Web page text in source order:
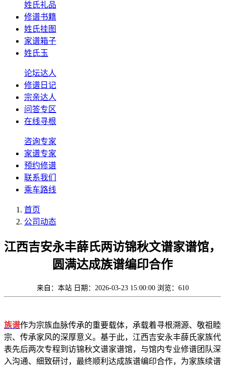
姓氏礼品
修谱书籍
姓氏挂图
家谱箱子
姓氏玉
论坛达人
修谱日记
宗亲达人
问答专区
在线寻根
咨询专家
家谱专家
预约修谱
联系我们
乘车路线
首页
公司动态
江西吉安永丰薛氏两访锦秋文谱家谱馆，
圆满达成族谱编印合作
来自：本站 日期：2026-03-23 15:00:00 浏览：610
族谱作为宗族血脉传承的重要载体，承载着寻根溯源、敬祖睦
宗、传承家风的深厚意义。基于此，江西吉安永丰薛氏家族代
表先后两次专程到访锦秋文谱家谱馆，与馆内专业修谱团队深
入沟通、细致研讨，最终顺利达成族谱编印合作，为家族续谱